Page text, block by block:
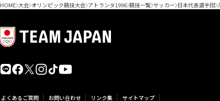
HOME 大会 オリンピック競技大会 アトランタ1996 競技一覧 サッカー 日本代表選手団
よくあるご質問 お問い合わせ リンク集 サイトマップ